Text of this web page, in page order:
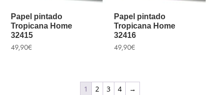
Papel pintado
Tropicana Home
32415
49,90€
Papel pintado
Tropicana Home
32416
49,90€
1 2 3 4 →